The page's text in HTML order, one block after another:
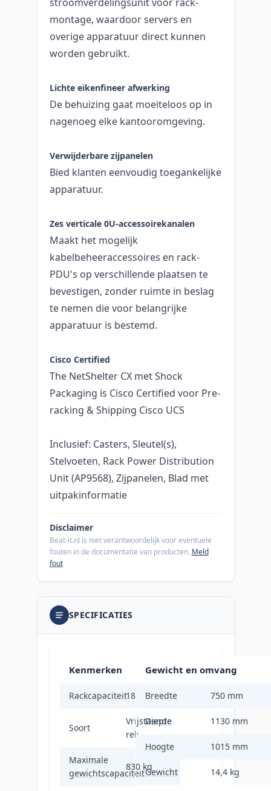
montage, waardoor servers en
overige apparatuur direct kunnen
worden gebruikt.
Lichte eikenfineer afwerking
De behuizing gaat moeiteloos op in
nagenoeg elke kantooromgeving.
Verwijderbare zijpanelen
Bied klanten eenvoudig toegankelijke
apparatuur.
Zes verticale 0U-accessoirekanalen
Maakt het mogelijk
kabelbeheeraccessoires en rack-
PDU's op verschillende plaatsen te
bevestigen, zonder ruimte in beslag
te nemen die voor belangrijke
apparatuur is bestemd.
Cisco Certified
The NetShelter CX met Shock
Packaging is Cisco Certified voor Pre-
racking & Shipping Cisco UCS
Inclusief: Casters, Sleutel(s),
Stelvoeten, Rack Power Distribution
Unit (AP9568), Zijpanelen, Blad met
uitpakinformatie
Disclaimer
Beat-it.nl is niet verantwoordelijk voor eventuele
fouten in de documentatie van producten. Meld
fout
SPECIFICATIES
Kenmerken
Rackcapaciteit18U
Soort
Vrijstaande
rek
Maximale
gewichtscapaciteit
830 kg
Gewicht en omvang
Breedte 750 mm
Diepte 1130 mm
Hoogte 1015 mm
Gewicht 14,4 kg